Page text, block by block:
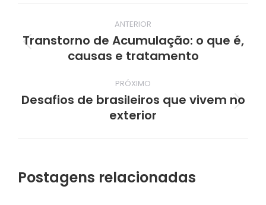
Navegação
de
ANTERIOR
Post
anterior:
Transtorno de Acumulação: o que é,
causas e tratamento
PRÓXIMO
Próximo
post:
Desafios de brasileiros que vivem no
exterior
Postagens relacionadas